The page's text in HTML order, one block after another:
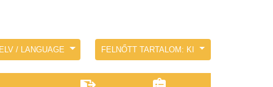
/ LANGUAGE FELNŐTT TARTALOM: KI